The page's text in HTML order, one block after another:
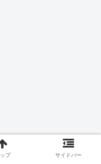
ップ サイドバー